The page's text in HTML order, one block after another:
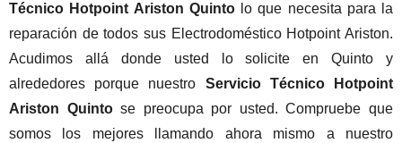
Técnico Hotpoint Ariston Quinto lo que necesita para la
reparación de todos sus Electrodoméstico Hotpoint Ariston.
Acudimos allá donde usted lo solicite en Quinto y
alrededores porque nuestro Servicio Técnico Hotpoint
Ariston Quintose preocupa por usted. Compruebe que
somos los mejores llamando ahora mismo a nuestro